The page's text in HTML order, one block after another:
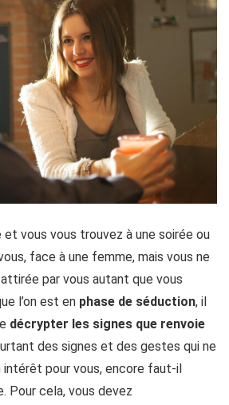
vous vous trouvez à une soirée ou
face à une femme, mais vous ne
par vous autant que vous
l’on est en phase de séduction, il
décrypter les signes que renvoie
des signes et des gestes qui ne
pour vous, encore faut-il
Pour cela, vous devez